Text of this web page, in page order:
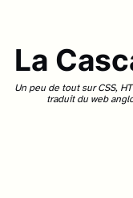
La
Un peu de tout sur CSS,
traduit du web